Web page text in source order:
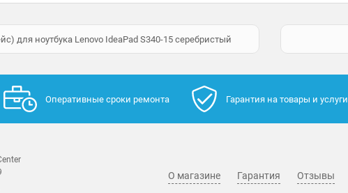
для ноутбука Lenovo IdeaPad S340-15 серебристый
Оперативные сроки ремонта Гарантия на товары и услуги
О магазине Гарантия Отзывы